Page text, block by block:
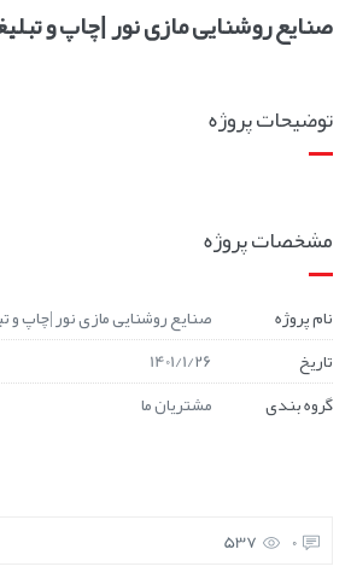
صنایع روشنایی مازی نور |چاپ و
توضیحات پروژه
مشخصات پروژه
نام پروژه
صنایع روشنایی مازی نور |چاپ و
تاریخ
1401/1/26
گروه بندی
مشتریان ما
0
537